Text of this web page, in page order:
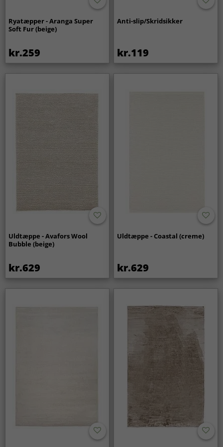
Ryatæpper - Aranga Super
Soft Fur (beige)
kr.259
Anti-slip/Skridsikker
kr.119
Uldtæppe - Avafors Wool
Bubble (beige)
kr.629
Uldtæppe - Coastal (creme)
kr.629